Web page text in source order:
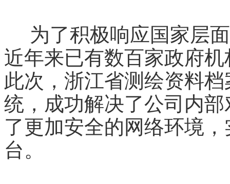
为了积极响应国家层
近年来已有数百家政府
此次，浙江省测绘资料
统，成功解决了公司内
了更加安全的网络环境
台。